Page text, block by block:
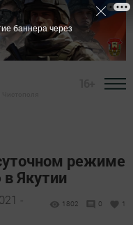
режиме
Якутии
-
1802 0 1
баннера через